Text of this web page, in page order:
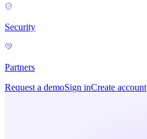
Security
Partners
Request a demoSign inCreate account